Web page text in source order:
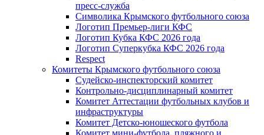
пресс-служба
Символика Крымского футбольного союза
Логотип Премьер-лиги КФС
Логотип Кубка КФС 2026 года
Логотип Суперкубка КФС 2026 года
Respect
Комитеты Крымского футбольного союза
Судейско-инспекторский комитет
Контрольно-дисциплинарный комитет
Комитет Аттестации футбольных клубов и
инфраструктуры
Комитет Детско-юношеского футбола
Комитет мини-футбола, пляжного и